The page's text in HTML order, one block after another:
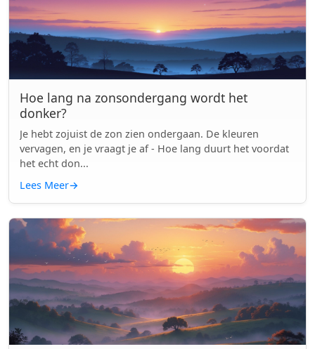
Hoe lang na zonsondergang wordt het
donker?
Je hebt zojuist de zon zien ondergaan. De kleuren
vervagen, en je vraagt je af - Hoe lang duurt het voordat
het echt don...
Lees Meer→